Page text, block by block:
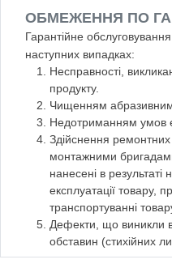
ОБМЕЖЕННЯ ПО
Гарантійне
наступних випадках:
Несправності,
продукту.
Чищенням
Недотриманням умов
Здійснення ремонтних
монтажними
нанесені в
експлуатації товару,
транспортуванні
Дефекти, що виникли
обставин (стихійних